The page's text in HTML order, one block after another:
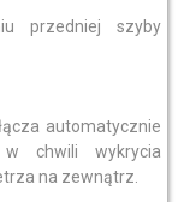
przedniej szyby
automatycznie
chwili wykrycia
na zewnątrz.